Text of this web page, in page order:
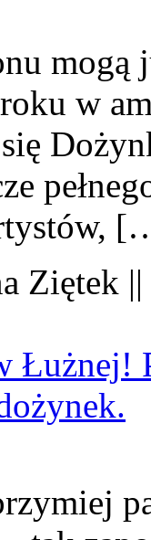
mogą
w
Ziętek
Łużnej!